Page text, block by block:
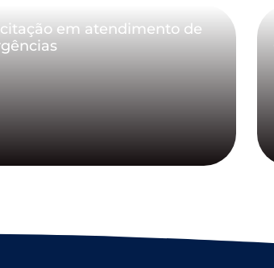
em atendimento de